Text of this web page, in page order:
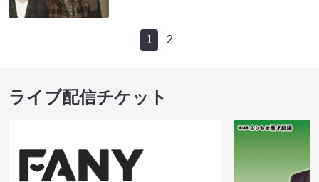
1 2
ライブ配信チケット